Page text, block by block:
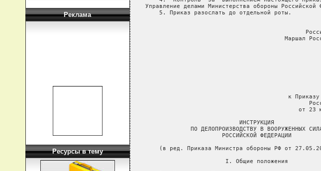
Реклама
Ресурсы в тему